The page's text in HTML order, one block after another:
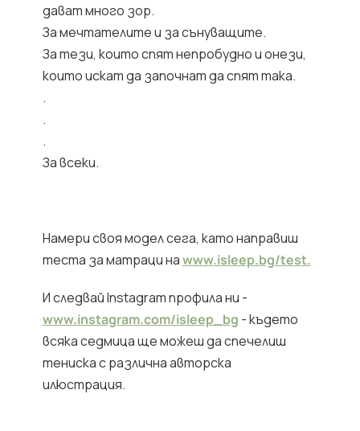
дават много зор.
За мечтателите и за сънуващите.
За тези, които спят непробудно и онези,
които искат да започнат да спят така.
.
.
.
За всеки.
Намери своя модел сега, като направиш
теста за матраци наwww.isleep.bg/test.
И следвай Instagram профила ни -
www.instagram.com/isleep_bg - където
всяка седмица ще можеш да спечелиш
тениска с различна авторска
илюстрация.